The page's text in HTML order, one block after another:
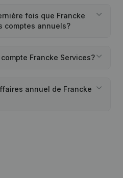
fois que Francke
comptes annuels?
Francke Services?
annuel de Francke